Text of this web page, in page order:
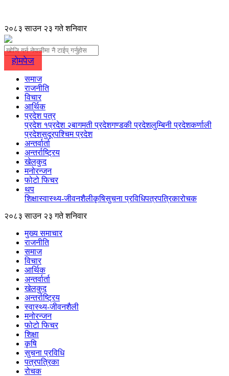
२०८३ साउन २३ गते शनिवार
होमपेज
समाज
राजनीति
विचार
आर्थिक
प्रदेश पत्र
प्रदेश १प्रदेश २बागमती प्रदेशगण्डकी प्रदेशलुम्बिनी प्रदेशकर्णाली
प्रदेशसुदूरपश्चिम प्रदेश
अन्तर्वार्ता
अन्तर्राष्ट्रिय
खेलकुद
मनोरन्जन
फोटो फिचर
थप
शिक्षास्वास्थ्य-जीवनशैलीकृषिसुचना प्रविधिपत्रपत्रिकारोचक
२०८३ साउन २३ गते शनिवार
मुख्य समाचार
राजनीति
समाज
विचार
आर्थिक
अन्तर्वार्ता
खेलकुद
अन्तर्राष्ट्रिय
स्वास्थ्य-जीवनशैली
मनोरन्जन
फोटो फिचर
शिक्षा
कृषि
सुचना प्रविधि
पत्रपत्रिका
रोचक